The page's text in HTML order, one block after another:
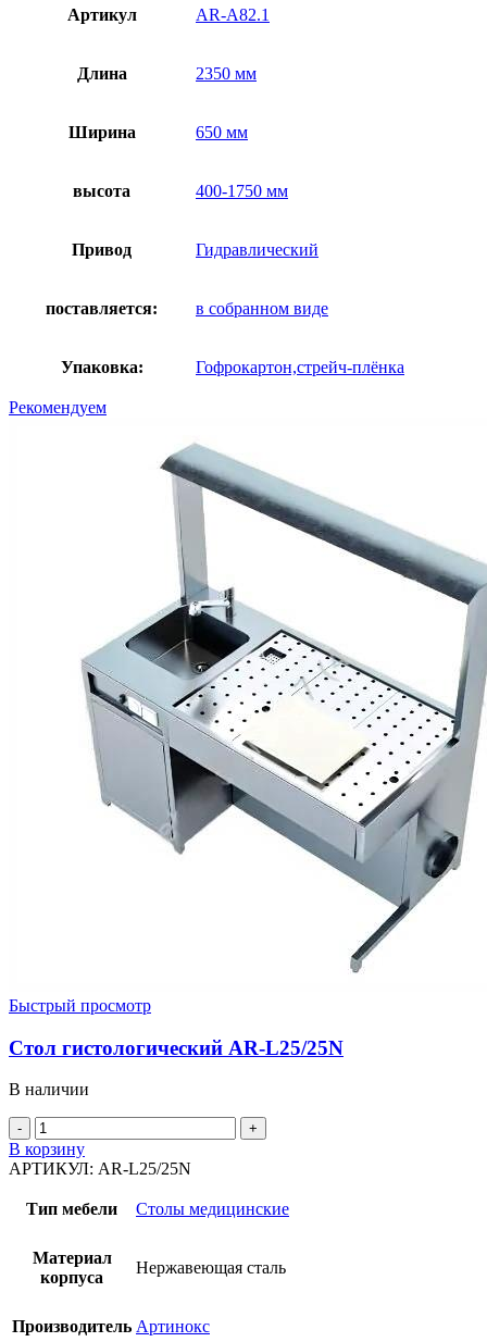
Артикул AR-A82.1
Длина 2350 мм
Ширина 650 мм
высота 400-1750 мм
Привод Гидравлический
поставляется: в собранном виде
Упаковка: Гофрокартон,стрейч-плёнка
Рекомендуем
Быстрый просмотр
Стол гистологический AR-L25/25N
В наличии
Количество
товара
Стол
AR-
В корзину
АРТИКУЛ: AR-L25/25N
Тип мебели Столы медицинские
Материал
корпуса
Нержавеющая сталь
Производитель Артинокс